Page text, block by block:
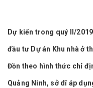
Dự kiến trong quý II/
đầu tư Dự án Khu nhà ở
Đồn theo hình thức chỉ
Quảng Ninh, sở dĩ áp